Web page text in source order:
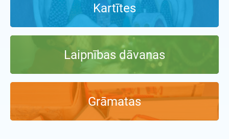
Kartītes
Laipnības dāvanas
Grāmatas